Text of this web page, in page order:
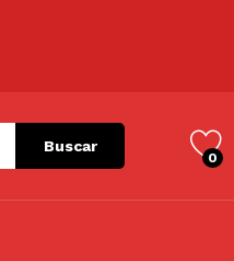
Buscar
0